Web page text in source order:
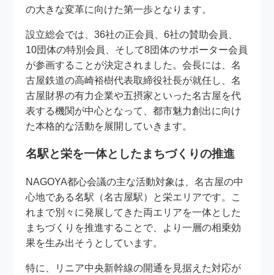
の大きな変革に向けた第一歩となります。
設立総会では、36社の正会員、6社の賛助会員、
10団体の特別会員、そして8団体のサポーター会員
が参画することが決定されました。会長には、名
古屋鉄道の高崎裕樹代表取締役社長が就任し、名
古屋財界の有力企業や五摂家といった名古屋を代
表する機関が中心となって、都市魅力創出に向け
た本格的な活動を展開していきます。
名駅と栄を一体としたまちづくりの推進
NAGOYA都心会議の主な活動対象は、名古屋の中
心地である名駅（名古屋駅）と栄エリアです。こ
れまで別々に発展してきた両エリアを一体とした
まちづくりを推進することで、より一層の相乗効
果を生み出そうとしています。
特に、リニア中央新幹線の開通を見据えた対応が